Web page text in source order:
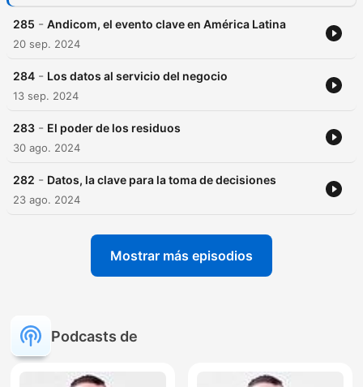
285 - Andicom, el evento clave en América Latina
20 sep. 2024
284 - Los datos al servicio del negocio
13 sep. 2024
283 - El poder de los residuos
30 ago. 2024
282 - Datos, la clave para la toma de decisiones
23 ago. 2024
Mostrar más episodios
Podcasts de